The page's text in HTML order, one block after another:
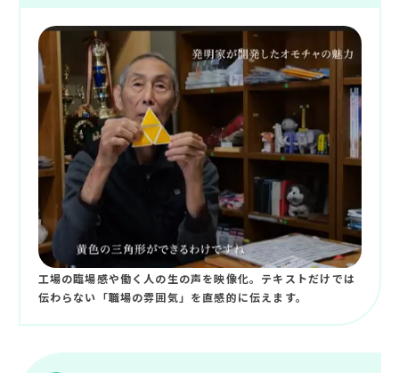
工場の臨場感や働く人の生の声を映像化。テキストだけでは
伝わらない「職場の雰囲気」を直感的に伝えます。